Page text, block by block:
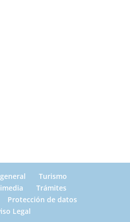
Turismo
Trámites
Protección de datos
Legal